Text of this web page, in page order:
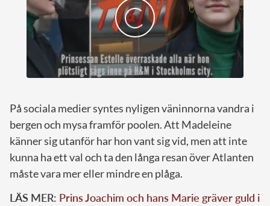
På sociala medier syntes nyligen väninnorna vandra i
bergen och mysa framför poolen. Att Madeleine
känner sig utanför har hon vant sig vid, men att inte
kunna ha ett val och ta den långa resan över Atlanten
måste vara mer eller mindre en plåga.
LÄS MER: Prins Joachim och hans Marie gräver guld i